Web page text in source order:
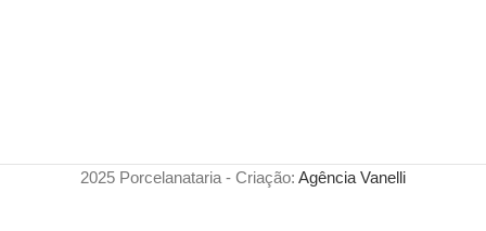
2025 Porcelanataria - Criação: Agência Vanelli